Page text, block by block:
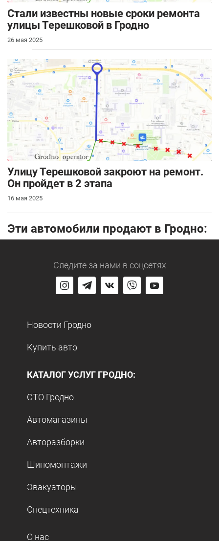
Стали известны новые сроки ремонта
улицы Терешковой в Гродно
26 мая 2025
Улицу Терешковой закроют на ремонт.
Он пройдет в 2 этапа
16 мая 2025
Эти автомобили продают в Гродно:
Следите за нами в соцсетях
Новости Гродно
Купить авто
КАТАЛОГ УСЛУГ ГРОДНО:
СТО Гродно
Автомагазины
Авторазборки
Шиномонтажи
Эвакуаторы
Спецтехника
О нас